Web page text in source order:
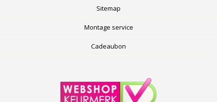
Sitemap
Montage service
Cadeaubon